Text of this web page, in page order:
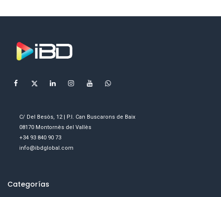
C/ Del Besòs, 12 | P.I. Can Buscarons de Baix
08170 Montornès del Vallès
+34 93 840 90 73
info@ibdglobal.com
Categorías